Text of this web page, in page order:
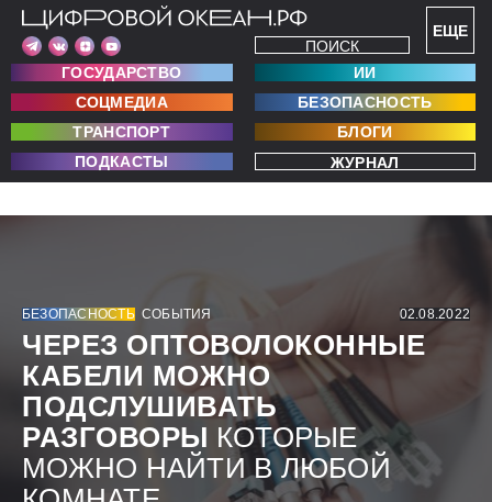
ЕЩЕ
ПОИСК
ГОСУДАРСТВО
ИИ
СОЦМЕДИА
БЕЗОПАСНОСТЬ
ТРАНСПОРТ
БЛОГИ
ПОДКАСТЫ
ЖУРНАЛ
БЕЗОПАСНОСТЬ СОБЫТИЯ 02.08.2022
ЧЕРЕЗ ОПТОВОЛОКОННЫЕ
КАБЕЛИ МОЖНО
ПОДСЛУШИВАТЬ
РАЗГОВОРЫ КОТОРЫЕ
МОЖНО НАЙТИ В ЛЮБОЙ